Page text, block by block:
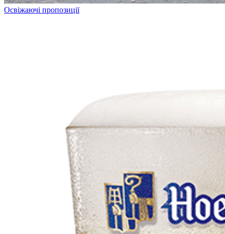
Освіжаючі пропозиції